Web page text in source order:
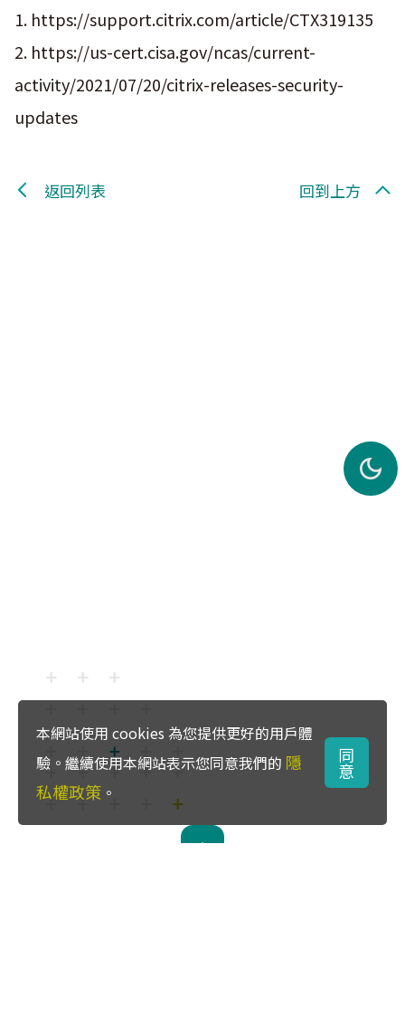
1. https://support.citrix.com/article/CTX319135
2. https://us-cert.cisa.gov/ncas/current-
activity/2021/07/20/citrix-releases-security-
updates
返回列表 回到上方
本網站使用 cookies 為您提供更好的用戶體
驗。繼續使用本網站表示您同意我們的 隱
私權政策 。
同
意